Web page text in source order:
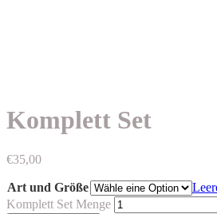
Komplett Set
€35,00
Art und Größe
Komplett Set Menge